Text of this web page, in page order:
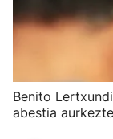
Benito
abestia